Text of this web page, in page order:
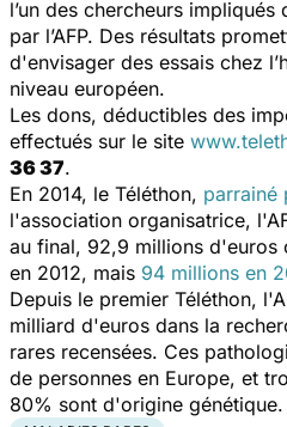
l’un des chercheurs
par l’AFP. Des résultats
d'envisager des essais chez
niveau européen.
Les dons, déductibles des
effectués sur le site
36 37.
En 2014, le Téléthon, parrainé
l'association organisatrice,
au final, 92,9 millions d'euros
en 2012, mais 94 millions en
Depuis le premier Téléthon,
milliard d'euros dans la
rares recensées. Ces
de personnes en Europe, et
80% sont d'origine génétique.